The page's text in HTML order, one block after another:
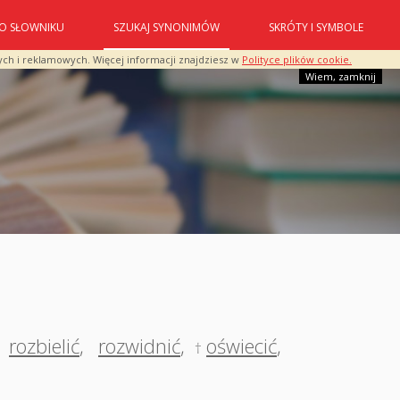
i reklamowych. Więcej informacji znajdziesz w Polityce plików cookie.
Wiem, zamknij
O SŁOWNIKU SZUKAJ SYNONIMÓW SKRÓTY I SYMBOLE
rozbielić, rozwidnić, † oświecić,